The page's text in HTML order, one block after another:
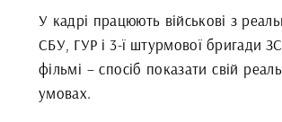
У кадрі працюють військові з
СБУ, ГУР і 3-ї штурмової бригади
фільмі – спосіб показати свій
умовах.